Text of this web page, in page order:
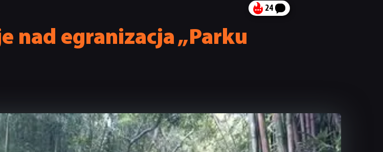
24
nad egranizacja „Parku